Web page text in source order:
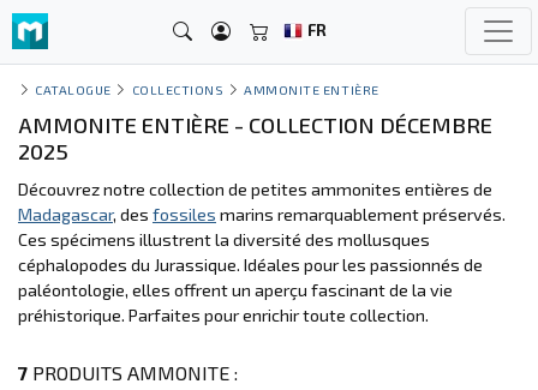
FR
CATALOGUE COLLECTIONS AMMONITE ENTIÈRE
AMMONITE ENTIÈRE - COLLECTION DÉCEMBRE
2025
Découvrez notre collection de petites ammonites entières de
Madagascar, des fossiles marins remarquablement préservés.
Ces spécimens illustrent la diversité des mollusques
céphalopodes du Jurassique. Idéales pour les passionnés de
paléontologie, elles offrent un aperçu fascinant de la vie
préhistorique. Parfaites pour enrichir toute collection.
7 PRODUITS AMMONITE :